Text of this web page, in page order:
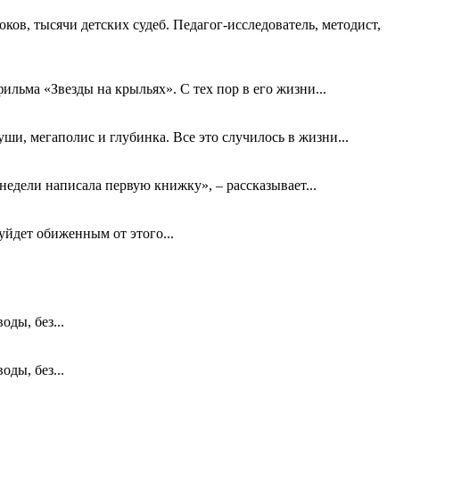
тысячи детских судеб. Педагог-исследователь, методист,
«Звезды на крыльях». С тех пор в его жизни...
мегаполис и глубинка. Все это случилось в жизни...
написала первую книжку», – рассказывает...
обиженным от этого...
без...
без...